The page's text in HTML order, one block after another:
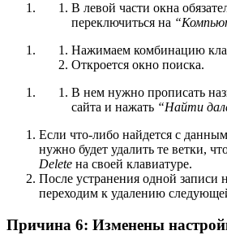
В левой части окна
переключиться на
Нажимаем комбинацию
Откроется окно поиска.
В нем нужно прописать
сайта и нажать “Найти
Если что-либо найдется с
нужно будет удалить те ветки,
Delete на своей клавиатуре.
После устранения одной записи
переходим к удалению
Причина 6: Изменены